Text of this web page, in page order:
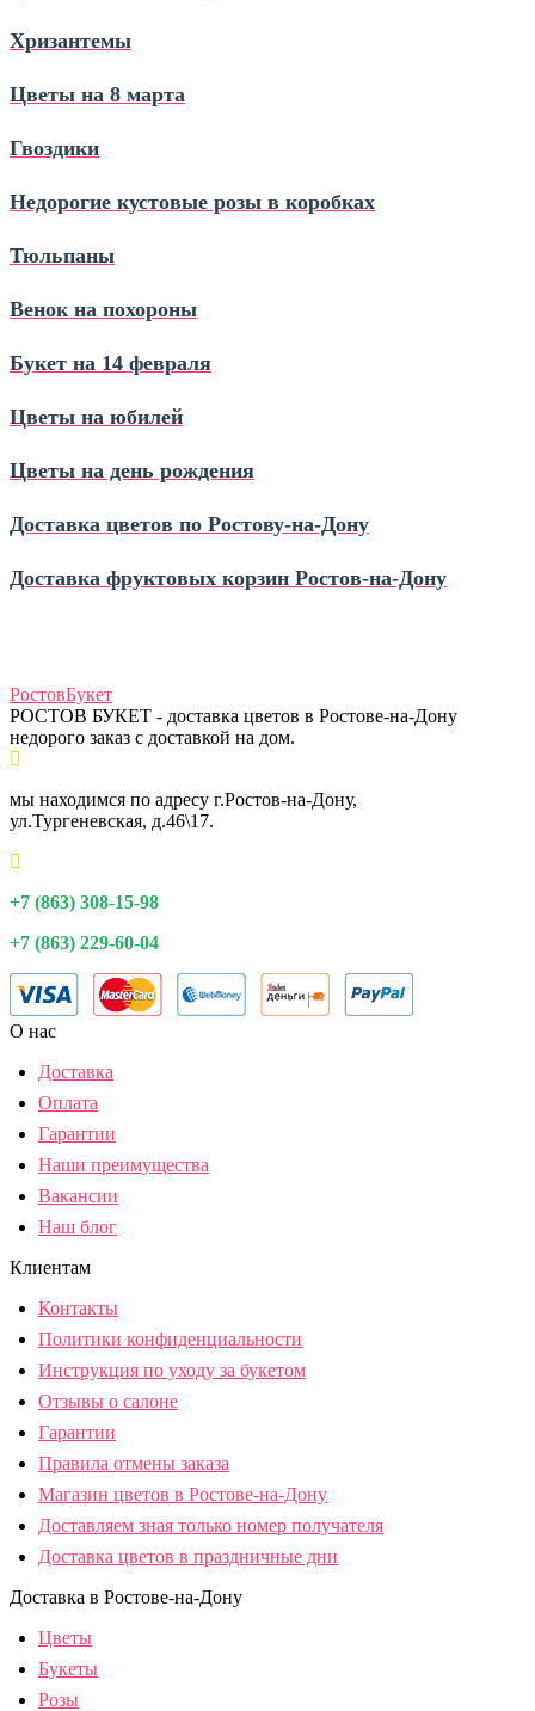
Хризантемы
Цветы на 8 марта
Гвоздики
Недорогие кустовые розы в коробках
Тюльпаны
Венок на похороны
Букет на 14 февраля
Цветы на юбилей
Цветы на день рождения
Доставка цветов по Ростову‑на‑Дону
Доставка фруктовых корзин Ростов‑на‑Дону
РостовБукет
РОСТОВ БУКЕТ - доставка цветов в Ростове-на-Дону
недорого заказ с доставкой на дом.
мы находимся по адресу г.Ростов-на-Дону,
ул.Тургеневская, д.46\17.
+7 (863) 308-15-98
+7 (863) 229-60-04
О нас
Доставка
Оплата
Гарантии
Наши преимущества
Вакансии
Наш блог
Клиентам
Контакты
Политики конфиденциальности
Инструкция по уходу за букетом
Отзывы о салоне
Гарантии
Правила отмены заказа
Магазин цветов в Ростове-на-Дону
Доставляем зная только номер получателя
Доставка цветов в праздничные дни
Доставка в Ростове-на-Дону
Цветы
Букеты
Розы